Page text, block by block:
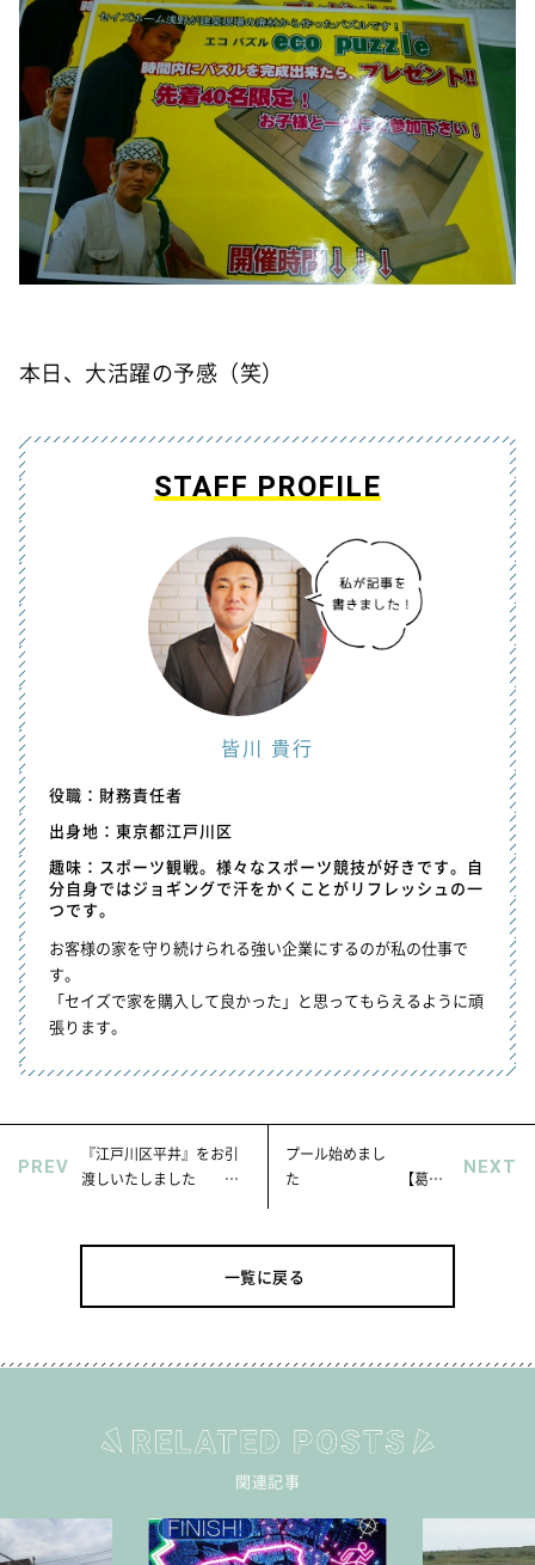
オーナーズ
耐震等級3の家づくり
「したまち未来活用」～不動産売却相談室～
プライバシーポリシー
サイトマップ
本日、大活躍の予感（笑）
STAFF PROFILE
皆川 貴行
役職：財務責任者
出身地：東京都江戸川区
趣味：スポーツ観戦。様々なスポーツ競技が好きです。自
分自身ではジョギングで汗をかくことがリフレッシュの一
つです。
お客様の家を守り続けられる強い企業にするのが私の仕事で
す。
「セイズで家を購入して良かった」と思ってもらえるように頑
張ります。
PREV
『江戸川区平井』をお引
渡しいたしました
セイズ】
プール始めまし
た 【葛飾
ズ】
NEXT
一覧に戻る
関連記事